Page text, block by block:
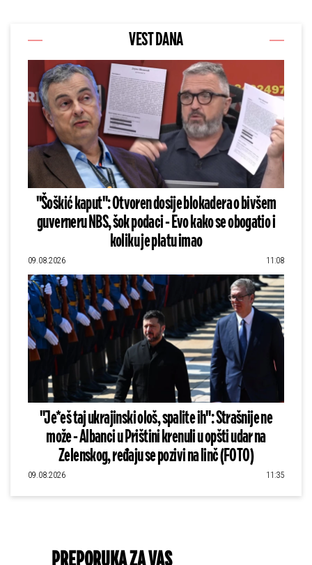
VEST DANA
"Šoškić kaput": Otvoren dosije blokadera o bivšem
guverneru NBS, šok podaci - Evo kako se obogatio i
koliku je platu imao
09.08.2026 11:08
"Je*eš taj ukrajinski ološ, spalite ih": Strašnije ne
može - Albanci u Prištini krenuli u opšti udar na
Zelenskog, ređaju se pozivi na linč (FOTO)
09.08.2026 11:35
PREPORUKA ZA VAS